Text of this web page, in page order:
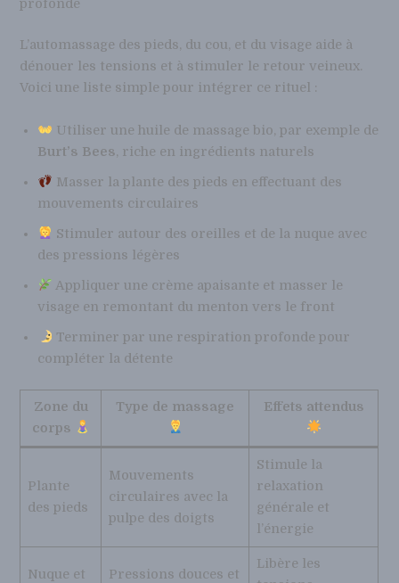
profonde
L’automassage des pieds, du cou, et du visage aide à
dénouer les tensions et à stimuler le retour veineux.
Voici une liste simple pour intégrer ce rituel :
Utiliser une huile de massage bio, par exemple de
Burt’s Bees, riche en ingrédients naturels
Masser la plante des pieds en effectuant des
mouvements circulaires
Stimuler autour des oreilles et de la nuque avec
des pressions légères
Appliquer une crème apaisante et masser le
visage en remontant du menton vers le front
Terminer par une respiration profonde pour
compléter la détente
Zone du
corps
Type de massage Effets attendus
Plante
des pieds
Mouvements
circulaires avec la
pulpe des doigts
Stimule la
relaxation
générale et
l’énergie
Nuque et
Pressions douces et
Libère les